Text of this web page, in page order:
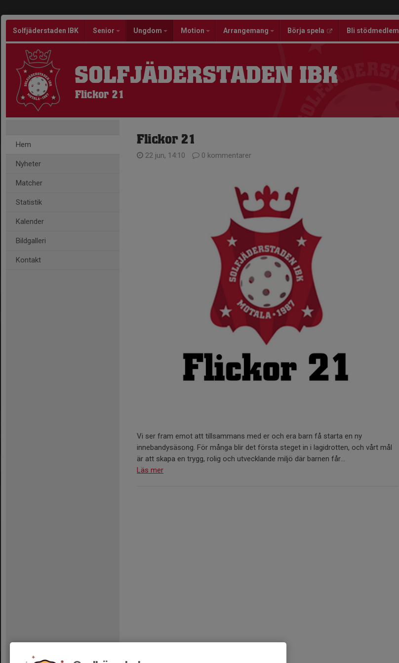
Solfjäderstaden IBK Senior Ungdom Motion Arrangemang Börja spela Bli stödmedlem
SOLFJÄDERSTADEN IBK
Flickor 21
Hem
Nyheter
Matcher
Statistik
Kalender
Bildgalleri
Kontakt
Flickor 21
22 jun, 14:10 0 kommentarer
Vi ser fram emot att tillsammans med er och era barn få starta en ny
innebandysäsong. För många blir det första steget in i lagidrotten, och vårt mål
är att skapa en trygg, rolig och utvecklande miljö där barnen får...
Läs mer